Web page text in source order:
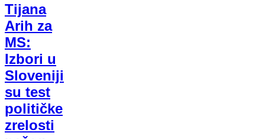
Tijana
Arih za
MS:
Izbori u
Sloveniji
su test
političke
zrelosti